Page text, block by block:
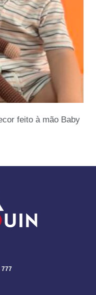
feito à mão Baby
777